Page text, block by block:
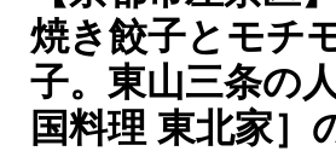
Instagram
チケットプレゼント応
焼き餃子とモチ
子。東山三条の
国料理 東北家］